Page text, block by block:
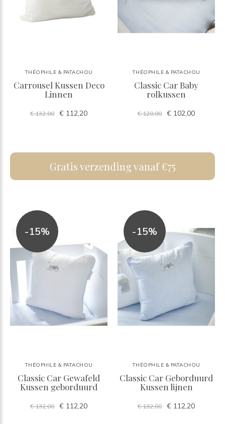
THÉOPHILE & PATACHOU
Carrousel Kussen Deco
Linnen
€ 132,00 € 112,20
THÉOPHILE & PATACHOU
Classic Car Baby
rolkussen
€ 120,00 € 102,00
Gratis verzending vanaf €75
-15%
THÉOPHILE & PATACHOU
Classic Car Gewafeld
Kussen geborduurd
€ 132,00 € 112,20
-15%
THÉOPHILE & PATACHOU
Classic Car Geborduurd
Kussen lijnen
€ 132,00 € 112,20